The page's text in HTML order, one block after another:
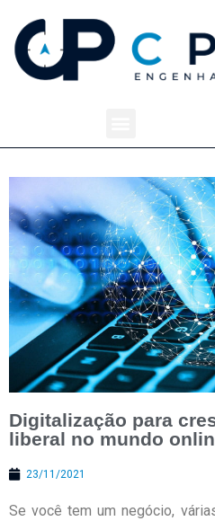
Digitalização para
liberal no mundo
23/11/2021
Se você tem um negócio,